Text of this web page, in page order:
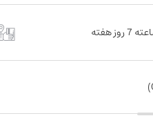
)